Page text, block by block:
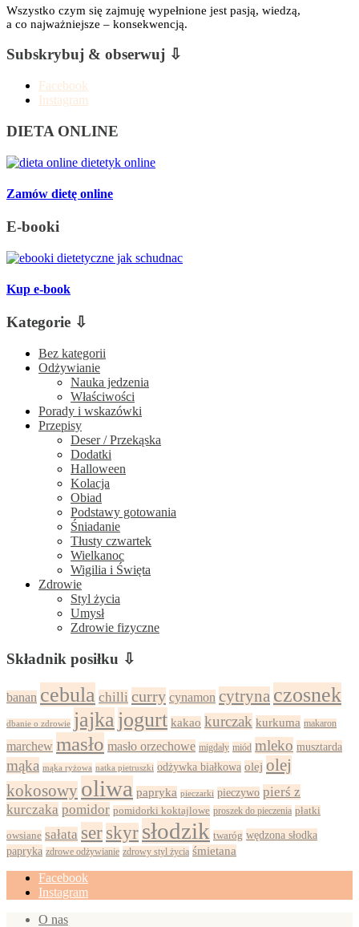
Wszystko czym się zajmuję wypełnione jest pasją, wiedzą,
a co najważniejsze – konsekwencją.
Subskrybuj & obserwuj ⇩
Facebook
Instagram
DIETA ONLINE
Zamów dietę online
E-booki
Kup e-book
Kategorie ⇩
Bez kategorii
Odżywianie
Nauka jedzenia
Właściwości
Porady i wskazówki
Przepisy
Deser / Przekąska
Dodatki
Halloween
Kolacja
Obiad
Podstawy gotowania
Śniadanie
Tłusty czwartek
Wielkanoc
Wigilia i Święta
Zdrowie
Styl życia
Umysł
Zdrowie fizyczne
Składnik posiłku ⇩
banan cebula chilli curry cynamon cytryna czosnek
dbanie o zdrowie jajka jogurt kakao kurczak kurkuma makaron
marchew masło masło orzechowe migdały miód mleko musztarda
mąka mąka ryżowa natka pietruszki odżywka białkowa olej olej
kokosowy oliwa papryka pieczarki pieczywo pierś z
kurczaka pomidor pomidorki koktajlowe proszek do pieczenia płatki
owsiane sałata ser skyr słodzik twaróg wędzona słodka
papryka zdrowe odżywianie zdrowy styl życia śmietana
Facebook
Instagram
O nas